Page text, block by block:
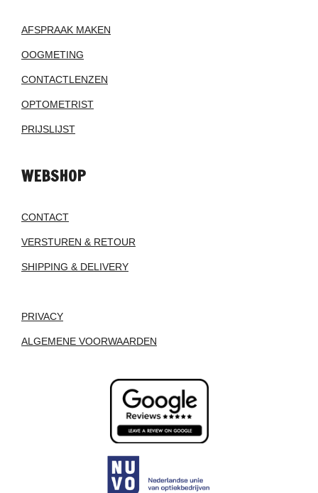
AFSPRAAK MAKEN
OOGMETING
CONTACTLENZEN
OPTOMETRIST
PRIJSLIJST
WEBSHOP
CONTACT
VERSTUREN & RETOUR
SHIPPING & DELIVERY
PRIVACY
ALGEMENE VOORWAARDEN